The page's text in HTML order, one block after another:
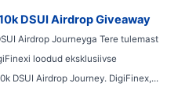
DSUI Airdrop Giveaway
Airdrop Journeyga Tere tulemast
loodud eksklusiivse
DSUI Airdrop Journey. DigiFinex,...